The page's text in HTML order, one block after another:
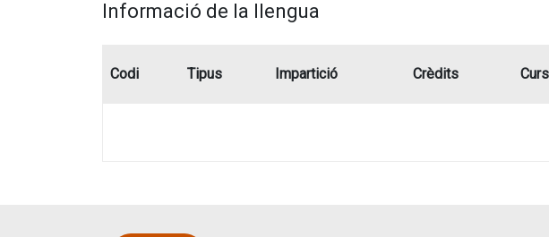
Informació de la llengua
Codi Tipus Impartició Crèdits